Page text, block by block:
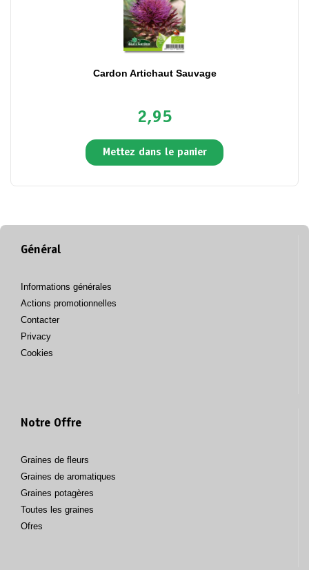
Cardon Artichaut Sauvage
2,95
Mettez dans le panier
Général
Informations générales
Actions promotionnelles
Contacter
Privacy
Cookies
Notre Offre
Graines de fleurs
Graines de aromatiques
Graines potagères
Toutes les graines
Ofres